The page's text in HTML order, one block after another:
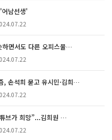
남선생'
면서도 다른 오피스물…
, 손석희 묻고 유시민·김희…
브가 희망”...김희원 …